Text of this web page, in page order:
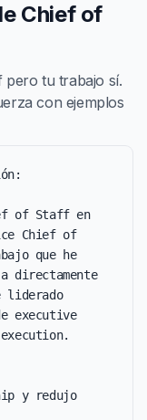
Chief of
pero tu trabajo sí.
con ejemplos
of Staff en
Chief of
que he
directamente
liderado
executive
y redujo